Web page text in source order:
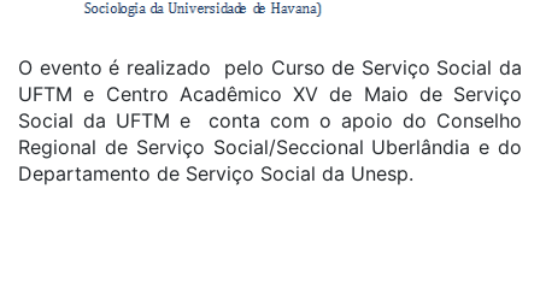
O evento é realizado pelo Curso de Serviço Social da
UFTM e Centro Acadêmico XV de Maio de Serviço
Social da UFTM e conta com o apoio do Conselho
Regional de Serviço Social/Seccional Uberlândia e do
Departamento de Serviço Social da Unesp.